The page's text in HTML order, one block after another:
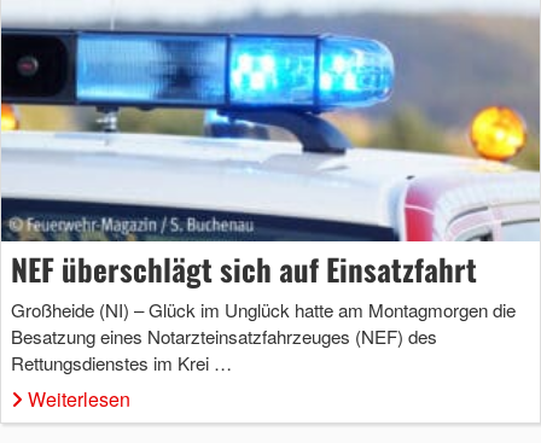
NEF überschlägt sich auf Einsatzfahrt
Großheide (NI) – Glück im Unglück hatte am Montagmorgen die
Besatzung eines Notarzteinsatzfahrzeuges (NEF) des
Rettungsdienstes im Krei …
Weiterlesen